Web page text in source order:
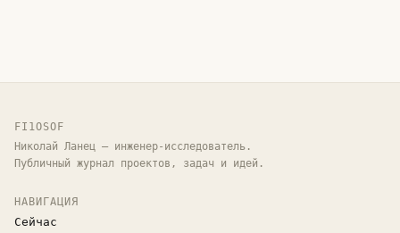
FI1OSOF
Николай Ланец — инженер-исследователь.
Публичный журнал проектов, задач и идей.
НАВИГАЦИЯ
Сейчас